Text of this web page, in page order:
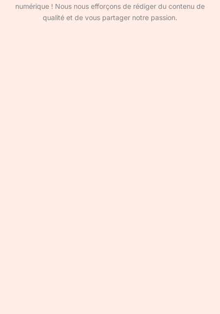
numérique ! Nous nous efforçons de rédiger du contenu de
qualité et de vous partager notre passion.